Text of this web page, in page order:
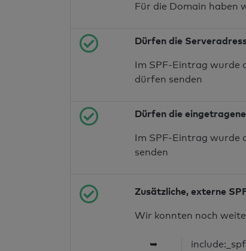
Für die Domain haben
Dürfen die
Im SPF-Eintrag wurde
dürfen senden
Dürfen die
Im SPF-Eintrag wurde
senden
Zusätzliche, externe
Wir konnten noch
➥